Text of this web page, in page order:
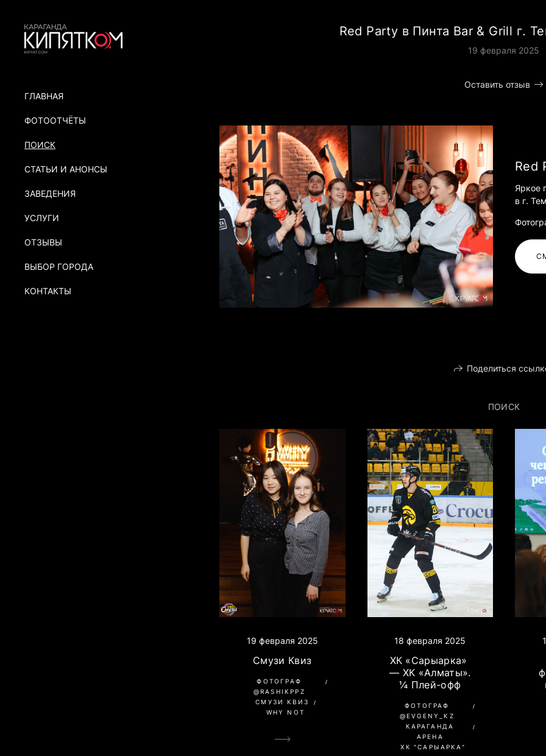
ГЛАВНАЯ
ФОТООТЧЁТЫ
ПОИСК
СТАТЬИ И АНОНСЫ
ЗАВЕДЕНИЯ
УСЛУГИ
ОТЗЫВЫ
ВЫБОР ГОРОДА
КОНТАКТЫ
Red Party в Пинта Bar & Grill г.
19 февраля 2025
Оставить отзыв
Red
Яркое
в г.
Поделиться
ПОИСК
19 февраля 2025
Смузи Квиз
ФОТОГРАФ
@RASHIKPPZ
СМУЗИ КВИЗ
WHY NOT
18 февраля 2025
ХК «Сарыарка»
— ХК «Алматы».
¼ Плей-офф
ФОТОГРАФ
@EVGENY_KZ
КАРАГАНДА
АРЕНА
ХК "САРЫАРКА"